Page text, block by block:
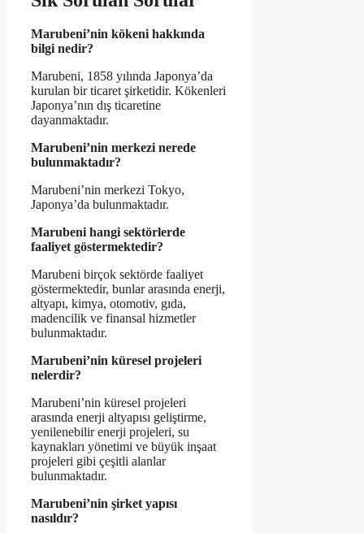
Marubeni’nin kökeni hakkında
bilgi nedir?
Marubeni, 1858 yılında Japonya’da
kurulan bir ticaret şirketidir. Kökenleri
Japonya’nın dış ticaretine
dayanmaktadır.
Marubeni’nin merkezi nerede
bulunmaktadır?
Marubeni’nin merkezi Tokyo,
Japonya’da bulunmaktadır.
Marubeni hangi sektörlerde
faaliyet göstermektedir?
Marubeni birçok sektörde faaliyet
göstermektedir, bunlar arasında enerji,
altyapı, kimya, otomotiv, gıda,
madencilik ve finansal hizmetler
bulunmaktadır.
Marubeni’nin küresel projeleri
nelerdir?
Marubeni’nin küresel projeleri
arasında enerji altyapısı geliştirme,
yenilenebilir enerji projeleri, su
kaynakları yönetimi ve büyük inşaat
projeleri gibi çeşitli alanlar
bulunmaktadır.
Marubeni’nin şirket yapısı
nasıldır?